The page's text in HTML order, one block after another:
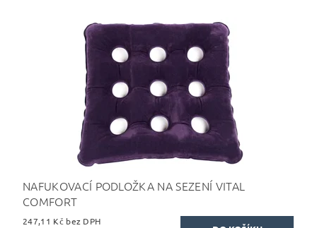
NAFUKOVACÍ PODLOŽKA NA SEZENÍ VITAL
COMFORT
247,11 Kč bez DPH